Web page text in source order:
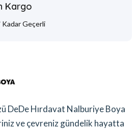
Kargo
Kadar Geçerli
DeDe Hırdavat Nalburiye Boya
ve çevreniz gündelik hayatta